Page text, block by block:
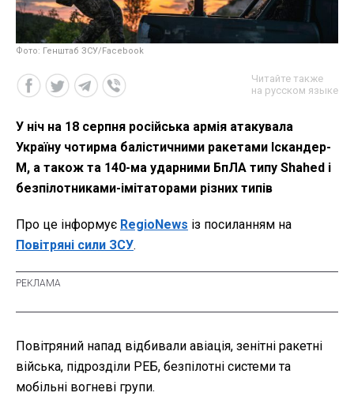
Фото: Генштаб ЗСУ/Facebook
Читайте также
на русском языке
У ніч на 18 серпня російська армія атакувала
Україну чотирма балістичними ракетами Іскандер-
М, а також та 140-ма ударними БпЛА типу Shahed і
безпілотниками-імітаторами різних типів
Про це інформує RegioNews із посиланням на
Повітряні сили ЗСУ.
Повітряний напад відбивали авіація, зенітні ракетні
війська, підрозділи РЕБ, безпілотні системи та
мобільні вогневі групи.